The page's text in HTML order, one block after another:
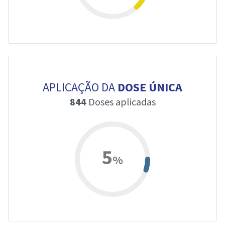
APLICAÇÃO DA DOSE ÚNICA
844Doses aplicadas
5%